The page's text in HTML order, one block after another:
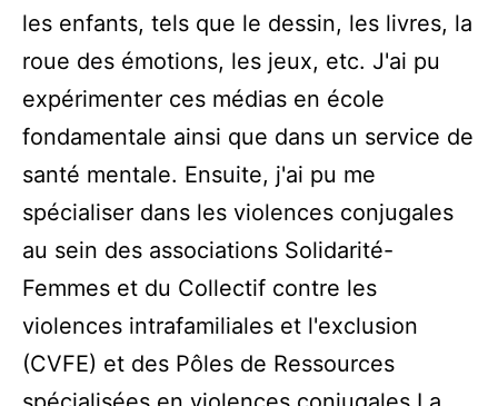
les enfants, tels que le dessin, les livres, la
roue des émotions, les jeux, etc. J'ai pu
expérimenter ces médias en école
fondamentale ainsi que dans un service de
santé mentale. Ensuite, j'ai pu me
spécialiser dans les violences conjugales
au sein des associations Solidarité-
Femmes et du Collectif contre les
violences intrafamiliales et l'exclusion
(CVFE) et des Pôles de Ressources